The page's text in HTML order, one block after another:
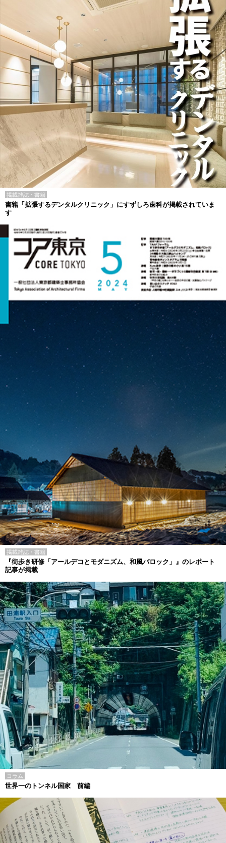
掲載雑誌・書籍
書籍「拡張するデンタルクリニック」にすずしろ歯科が掲載されていま
す
掲載雑誌・書籍
『街歩き研修「アールデコとモダニズム、和風バロック」』のレポート
記事が掲載
コラム
世界一のトンネル国家 前編